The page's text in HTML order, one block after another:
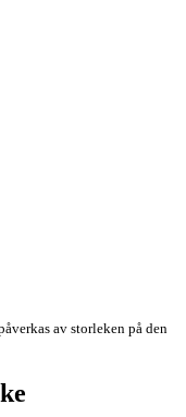
av storleken på den